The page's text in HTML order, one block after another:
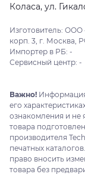
Коласа, ул.
Изготовитель: ООО
корп. 3, г. Москва,
Импортер в РБ: -
Сервисный центр: -
Важно! Информация
его
ознакомления и не
товара
производителя
печатных
право вносить
товара без